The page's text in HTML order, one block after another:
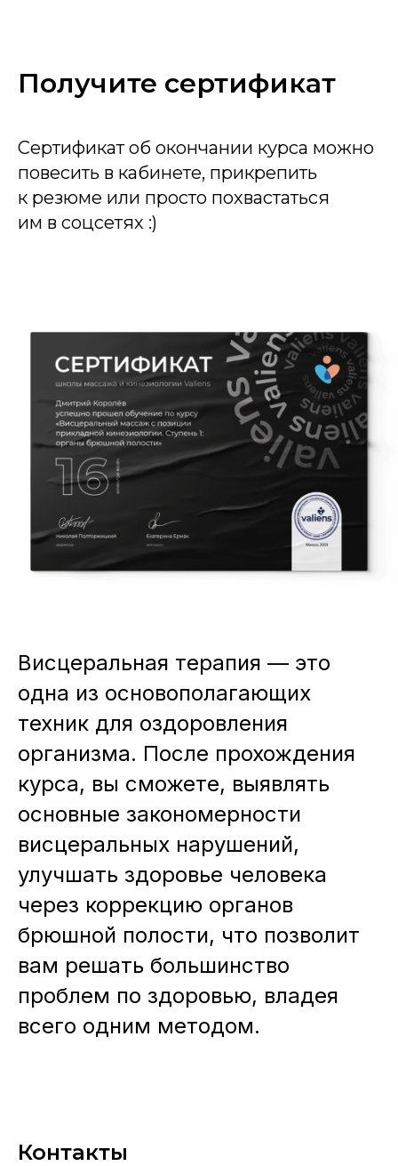
Получите сертификат
Сертификат об окончании курса можно
повесить в кабинете, прикрепить
к резюме или просто похвастаться
им в соцсетях :)
Висцеральная терапия — это
одна из основополагающих
техник для оздоровления
организма. После прохождения
курса, вы сможете, выявлять
основные закономерности
висцеральных нарушений,
улучшать здоровье человека
через коррекцию органов
брюшной полости, что позволит
вам решать большинство
проблем по здоровью, владея
всего одним методом.
Контакты